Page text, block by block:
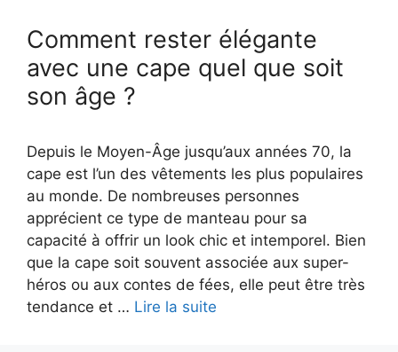
Comment rester élégante
avec une cape quel que soit
son âge ?
Depuis le Moyen-Âge jusqu’aux années 70, la
cape est l’un des vêtements les plus populaires
au monde. De nombreuses personnes
apprécient ce type de manteau pour sa
capacité à offrir un look chic et intemporel. Bien
que la cape soit souvent associée aux super-
héros ou aux contes de fées, elle peut être très
tendance et … Lire la suite